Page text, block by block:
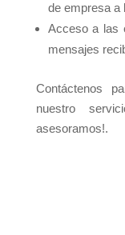
de empresa a
Acceso a las
mensajes
Contáctenos
nuestro
asesoramos!.